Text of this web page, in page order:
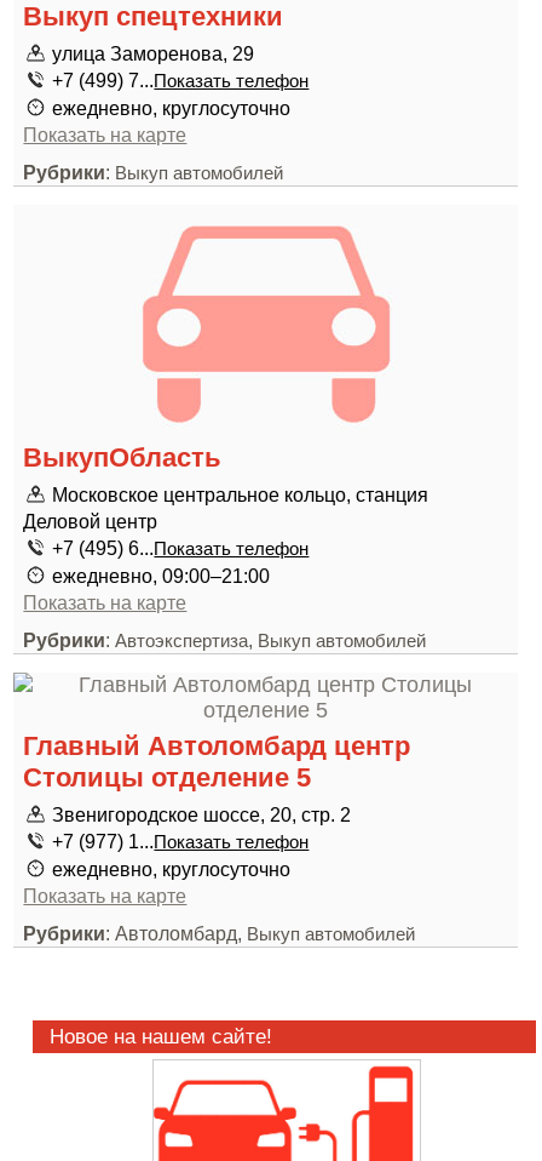
Выкуп спецтехники
улица Заморенова, 29
+7 (499) 7...Показать телефон
ежедневно, круглосуточно
Показать на карте
Рубрики: Выкуп автомобилей
ВыкупОбласть
Московское центральное кольцо, станция
Деловой центр
+7 (495) 6...Показать телефон
ежедневно, 09:00–21:00
Показать на карте
Рубрики:Автоэкспертиза, Выкуп автомобилей
Главный Автоломбард центр
Столицы отделение 5
Звенигородское шоссе, 20, стр. 2
+7 (977) 1...Показать телефон
ежедневно, круглосуточно
Показать на карте
Рубрики: Автоломбард, Выкуп автомобилей
Новое на нашем сайте!